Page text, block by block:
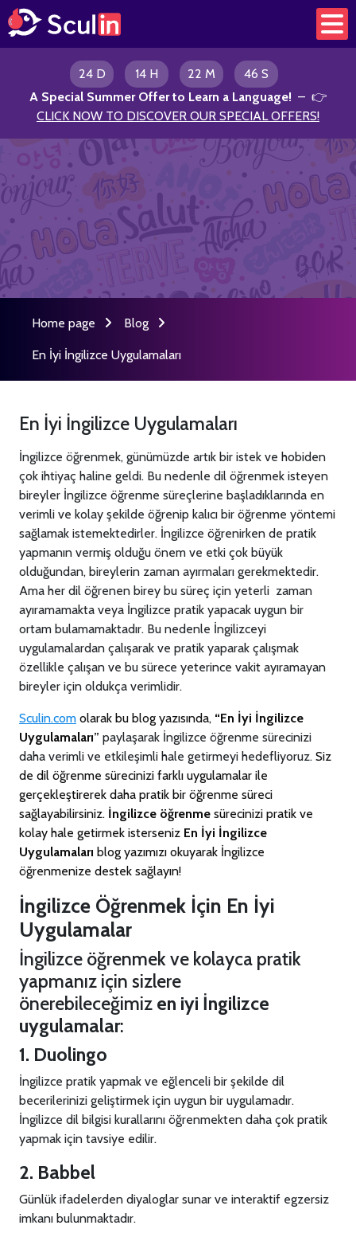
24 D 14 H 22 M
46 S
A Special Summer Offer to Learn a Language! – 👉
CLICK NOW TO DISCOVER OUR SPECIAL OFFERS!
Home page Blog
En İyi İngilizce Uygulamaları
En İyi İngilizce Uygulamaları
İngilizce öğrenmek, günümüzde artık bir istek ve hobiden
çok ihtiyaç haline geldi. Bu nedenle dil öğrenmek isteyen
bireyler İngilizce öğrenme süreçlerine başladıklarında en
verimli ve kolay şekilde öğrenip kalıcı bir öğrenme yöntemi
sağlamak istemektedirler. İngilizce öğrenirken de pratik
yapmanın vermiş olduğu önem ve etki çok büyük
olduğundan, bireylerin zaman ayırmaları gerekmektedir.
Ama her dil öğrenen birey bu süreç için yeterli zaman
ayıramamakta veya İngilizce pratik yapacak uygun bir
ortam bulamamaktadır. Bu nedenle İngilizceyi
uygulamalardan çalışarak ve pratik yaparak çalışmak
özellikle çalışan ve bu sürece yeterince vakit ayıramayan
bireyler için oldukça verimlidir.
Sculin.com olarak bu blog yazısında, “En İyi İngilizce
Uygulamaları” paylaşarak İngilizce öğrenme sürecinizi
daha verimli ve etkileşimli hale getirmeyi hedefliyoruz. Siz
de dil öğrenme sürecinizi farklı uygulamalar ile
gerçekleştirerek daha pratik bir öğrenme süreci
sağlayabilirsiniz. İngilizce öğrenme sürecinizi pratik ve
kolay hale getirmek isterseniz En İyi İngilizce
Uygulamaları blog yazımızı okuyarak İngilizce
öğrenmenize destek sağlayın!
İngilizce Öğrenmek İçin En İyi
Uygulamalar
İngilizce öğrenmek ve kolayca pratik
yapmanız için sizlere
önerebileceğimiz en iyi İngilizce
uygulamalar:
1. Duolingo
İngilizce pratik yapmak ve eğlenceli bir şekilde dil
becerilerinizi geliştirmek için uygun bir uygulamadır.
İngilizce dil bilgisi kurallarını öğrenmekten daha çok pratik
yapmak için tavsiye edilir.
2. Babbel
Günlük ifadelerden diyaloglar sunar ve interaktif egzersiz
imkanı bulunmaktadır.